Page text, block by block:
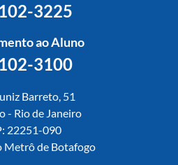
3225
ao Aluno
3100
Barreto, 51
- Rio de Janeiro
22251-090
Metrô de Botafogo